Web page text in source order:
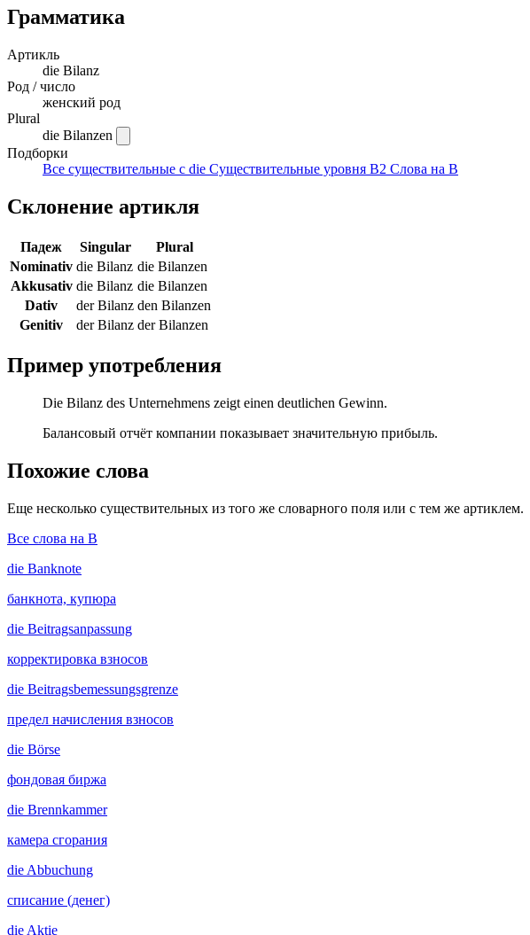
Грамматика
Артикль
die Bilanz
Род / число
женский род
Plural
die Bilanzen
Подборки
Все существительные с die Существительные уровня B2 Слова на B
Склонение артикля
Падеж Singular
Plural
Nominativ die Bilanz die Bilanzen
Akkusativ die Bilanz die Bilanzen
Dativ
der Bilanz den Bilanzen
Genitiv
der Bilanz der Bilanzen
Пример употребления
Die Bilanz des Unternehmens zeigt einen deutlichen Gewinn.
Балансовый отчёт компании показывает значительную прибыль.
Похожие слова
Еще несколько существительных из того же словарного поля или с тем же артиклем.
Все слова на B
die Banknote
банкнота, купюра
die Beitragsanpassung
корректировка взносов
die Beitragsbemessungsgrenze
предел начисления взносов
die Börse
фондовая биржа
die Brennkammer
камера сгорания
die Abbuchung
списание (денег)
die Aktie